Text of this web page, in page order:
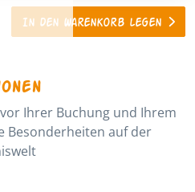
In den Warenkorb legen
Ihrer Buchung und Ihrem
Besonderheiten auf der